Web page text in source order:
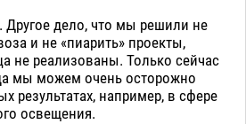
Другое дело, что мы решили не
и не «пиарить» проекты,
не реализованы. Только сейчас
мы можем очень осторожно
результатах, например, в сфере
освещения.